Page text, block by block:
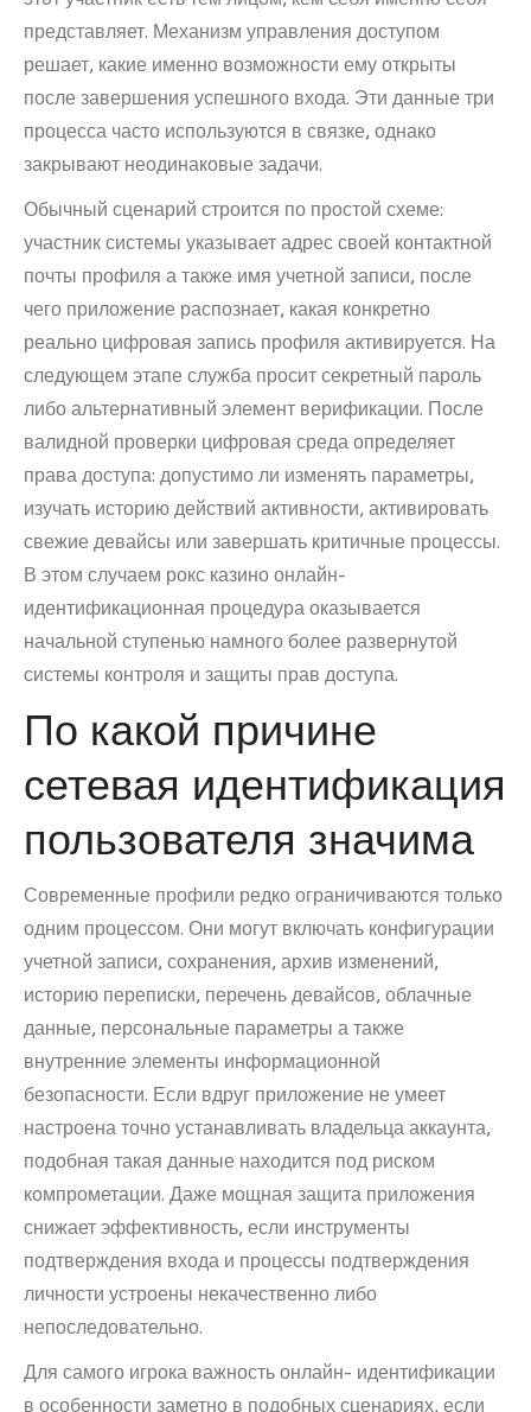
представляет. Механизм управления доступом
решает, какие именно возможности ему открыты
после завершения успешного входа. Эти данные три
процесса часто используются в связке, однако
закрывают неодинаковые задачи.
Обычный сценарий строится по простой схеме:
участник системы указывает адрес своей контактной
почты профиля а также имя учетной записи, после
чего приложение распознает, какая конкретно
реально цифровая запись профиля активируется. На
следующем этапе служба просит секретный пароль
либо альтернативный элемент верификации. После
валидной проверки цифровая среда определяет
права доступа: допустимо ли изменять параметры,
изучать историю действий активности, активировать
свежие девайсы или завершать критичные процессы.
В этом случаем рокс казино онлайн-
идентификационная процедура оказывается
начальной ступенью намного более развернутой
системы контроля и защиты прав доступа.
По какой причине
сетевая идентификация
пользователя значима
Современные профили редко ограничиваются только
одним процессом. Они могут включать конфигурации
учетной записи, сохранения, архив изменений,
историю переписки, перечень девайсов, облачные
данные, персональные параметры а также
внутренние элементы информационной
безопасности. Если вдруг приложение не умеет
настроена точно устанавливать владельца аккаунта,
подобная такая данные находится под риском
компрометации. Даже мощная защита приложения
снижает эффективность, если инструменты
подтверждения входа и процессы подтверждения
личности устроены некачественно либо
непоследовательно.
Для самого игрока важность онлайн- идентификации
в особенности заметно в подобных сценариях, если